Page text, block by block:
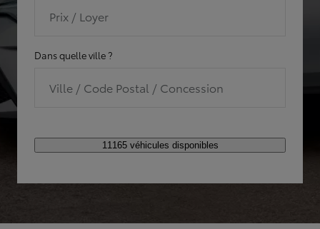
Prix / Loyer
Dans quelle ville ?
Ville / Code Postal / Concession
11165 véhicules disponibles